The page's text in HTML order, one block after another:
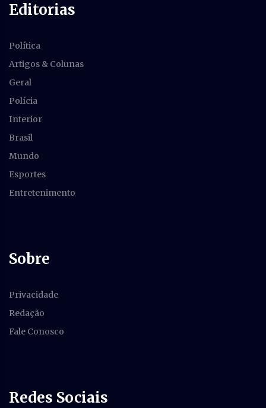
Editorias
Política
Artigos & Colunas
Geral
Polícia
Interior
Brasil
Mundo
Esportes
Entretenimento
Sobre
Privacidade
Redação
Fale Conosco
Redes Sociais